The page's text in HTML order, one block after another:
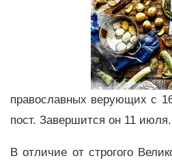
православных верующих с
пост. Завершится он 11 июля.
В отличие от строгого